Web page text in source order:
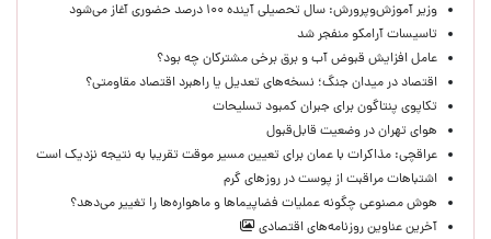
وزیر آموزش‌وپرورش: سال تحصیلی آینده ۱۰۰ درصد حضوری آغاز می‌شود
تاسیسات آرامکو منفجر شد
عامل افزایش قبوض آب و برق برخی مشترکان چه بود؟
اقتصاد در میدان جنگ؛ نسخه‌های تعدیل یا راهبرد اقتصاد مقاومتی؟
تکاپوی پنتاگون برای جبران کمبود تسلیحات
هوای تهران در وضعیت قابل‌قبول
عراقچی: مذاکرات با عمان برای تعیین مسیر موقت تقریبا به نتیجه نزدیک است
اشتباهات مراقبت از پوست در روزهای گرم
هوش مصنوعی چگونه عملیات فضاپیماها و ماهواره‌ها را تغییر می‌دهد؟
آخرین عناوین روزنامه‌های اقتصادی